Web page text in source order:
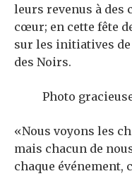
leurs revenus à des
cœur; en cette fête
sur les initiatives
des Noirs.
Photo
«Nous voyons les
mais chacun de
chaque événement,